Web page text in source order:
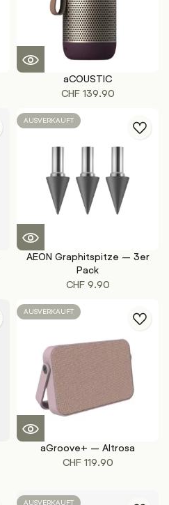
aCOUSTIC
CHF139.90
AUSVERKAUFT
AEON Graphitspitze – 3er
Pack
CHF9.90
AUSVERKAUFT
aGroove+ – Altrosa
CHF119.90
AUSVERKAUFT